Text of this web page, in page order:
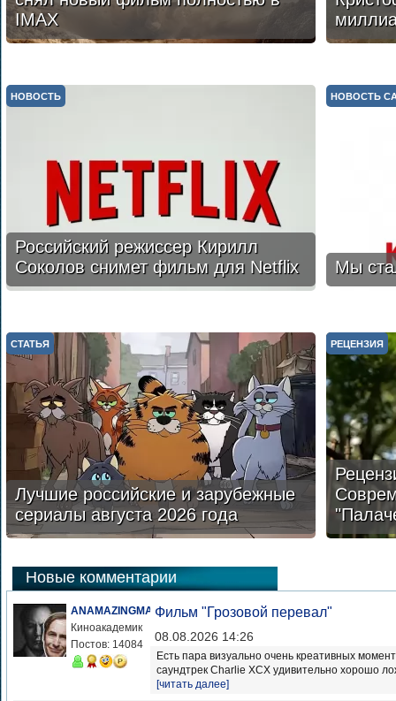
IMAX
Российский режиссер Кирилл
Соколов снимет фильм для Netflix
НОВОСТЬ
Мы
НОВОСТЬ
Лучшие российские и зарубежные
сериалы августа 2026 года
СТАТЬЯ РЕЦЕНЗИЯ
Новые комментарии
ANAMAZINGMAN
Киноакадемик
Постов: 14084
Фильм "Грозовой перевал"
08.08.2026 14:26
Есть пара визуально очень креативных
саундтрек Charlie XCX удивительно хорошо
[читать далее]